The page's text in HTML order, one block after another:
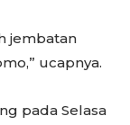
jembatan
ucapnya.
pada Selasa